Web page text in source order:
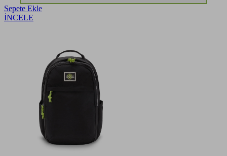
Sepete Ekle
İNCELE